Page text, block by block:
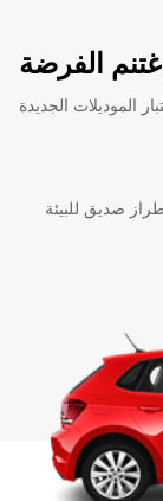
الفرضة
الموديلات الجديدة
صديق للبيئة